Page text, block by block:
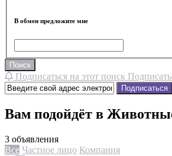
В обмен предложите мне
Поиск
Подписаться на этот поиск
Подписаться
Вам подойдёт в
3 объявления
Все Частное лицо Компания